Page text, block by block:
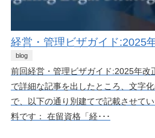
経営・管理ビザガイド:2025
blog
前回経営・管理ビザガイド:2025年改
で詳細な記事を出したところ、文字
で、以下の通り別建てで記載させて
料です： 在留資格「経･･･